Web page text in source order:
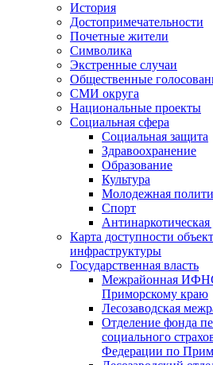
История
Достопримечательности
Почетные жители
Символика
Экстренные случаи
Общественные
СМИ округа
Национальные проекты
Социальная сфера
Социальная защита
Здравоохранение
Образование
Культура
Молодежная
Спорт
Антинаркотическая
Карта доступности
инфраструктуры
Государственная власть
Межрайонная
Приморскому краю
Лесозаводская
Отделение фонда
социального
Федерации по